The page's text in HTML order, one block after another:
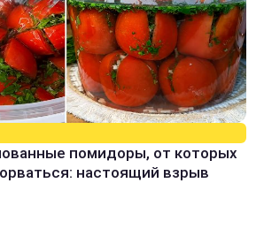
помидоры, от которых
настоящий взрыв